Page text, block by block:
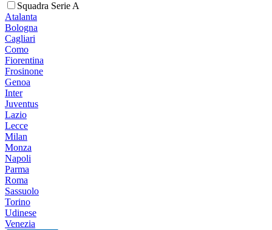
Squadra Serie A
Atalanta
Bologna
Cagliari
Como
Fiorentina
Frosinone
Genoa
Inter
Juventus
Lazio
Lecce
Milan
Monza
Napoli
Parma
Roma
Sassuolo
Torino
Udinese
Venezia